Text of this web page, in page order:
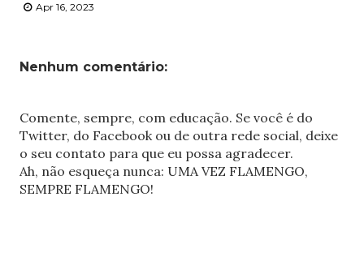
Apr 16, 2023
Nenhum comentário:
Comente, sempre, com educação. Se você é do
Twitter, do Facebook ou de outra rede social, deixe
o seu contato para que eu possa agradecer.
Ah, não esqueça nunca: UMA VEZ FLAMENGO,
SEMPRE FLAMENGO!